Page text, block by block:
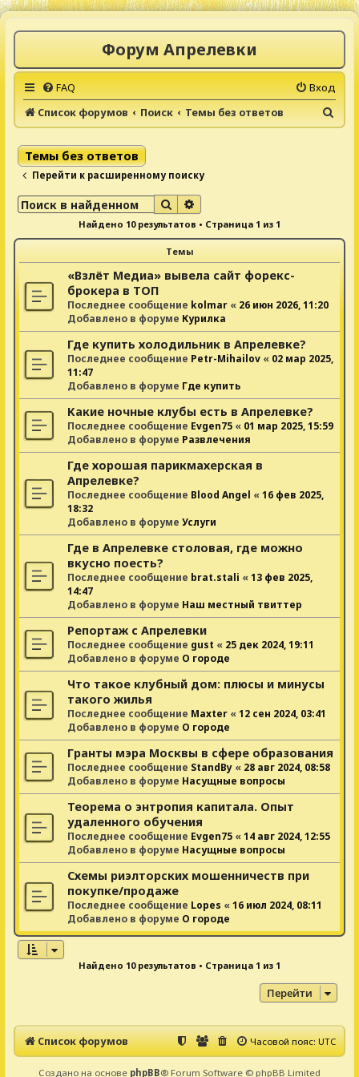
Форум Апрелевки
FAQ
Вход
Список форумов
Поиск Темы без ответов
о
Темы без ответов
Перейти к расширенному поиску
Поиск
Найдено 10 результатов • Страница 1 из 1
Темы
«Взлёт Медиа» вывела сайт форекс-
брокера в ТОП
Последнее сообщение kolmar « 26 июн 2026, 11:20
Добавлено в форуме Курилка
Где купить холодильник в Апрелевке?
Последнее сообщение Petr-Mihailov « 02 мар 2025,
11:47
Добавлено в форуме Где купить
Какие ночные клубы есть в Апрелевке?
Последнее сообщение Evgen75 « 01 мар 2025, 15:59
Добавлено в форуме Развлечения
Где хорошая парикмахерская в
Апрелевке?
Последнее сообщение Blood Angel «16 фев 2025,
18:32
Добавлено в форуме Услуги
Где в Апрелевке столовая, где можно
вкусно поесть?
Последнее сообщение brat.stali «13 фев 2025,
14:47
Добавлено в форуме Наш местный твиттер
Репортаж с Апрелевки
Последнее сообщение gust « 25 дек 2024, 19:11
Добавлено в форуме О городе
Что такое клубный дом: плюсы и минусы
такого жилья
Последнее сообщение Maxter «12 сен 2024, 03:41
Добавлено в форуме О городе
Гранты мэра Москвы в сфере образования
Последнее сообщение StandBy « 28 авг 2024, 08:58
Добавлено в форуме Насущные вопросы
Теорема о энтропия капитала. Опыт
удаленного обучения
Последнее сообщение Evgen75 «14 авг 2024, 12:55
Добавлено в форуме Насущные вопросы
Схемы риэлторских мошенничеств при
покупке/продаже
Последнее сообщение Lopes «16 июл 2024, 08:11
Добавлено в форуме О городе
Найдено 10 результатов • Страница 1 из 1
Перейти
Список форумов Часовой пояс:UTC
Создано на основе phpBB® Forum Software © phpBB Limited